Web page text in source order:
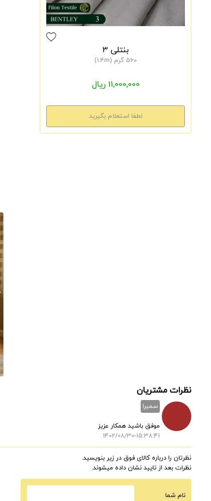
بنتلی 3
560 گرم (1.4m)
11,000,000 ریال
نظرات مشتریان
سمیرا
موفق باشید همکار عزیز
1402/08/30-15:38:41
نظرتان را درباره کالای فوق در زیر بنویسید.
نظرات بعد از تایید نشان داده میشوند.
نام شما